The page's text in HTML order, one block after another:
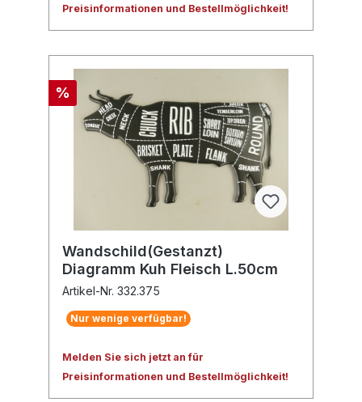
Preisinformationen und Bestellmöglichkeit!
%
Wandschild(Gestanzt)
Diagramm Kuh Fleisch L.50cm
Artikel-Nr. 332.375
Nur wenige verfügbar!
Melden Sie sich jetzt an für
Preisinformationen und Bestellmöglichkeit!